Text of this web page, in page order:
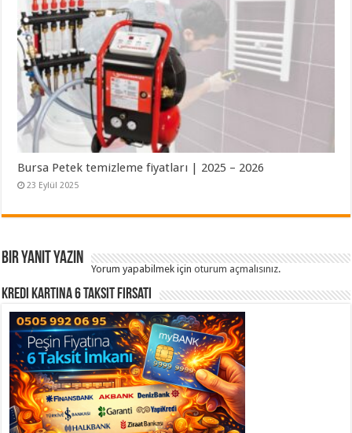
Bursa Petek temizleme fiyatları | 2025 – 2026
23 Eylül 2025
Bir yanıt yazın
Yorum yapabilmek içinoturum açmalısınız.
Kredi Kartına 6 Taksit Fırsatı